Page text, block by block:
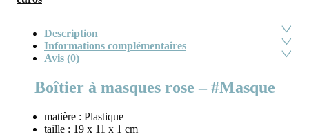
Description
Informations complémentaires
Avis (0)
Boîtier à masques rose – #Masque
matière : Plastique
taille : 19 x 11 x 1 cm